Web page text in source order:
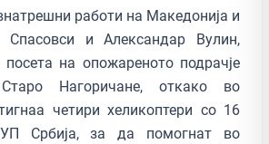
работи на Македонија и
Спасовси и Александар Вулин,
на опожареното подрачје
Нагоричане, откако во
четири хеликоптери со 16
Србија, за да помогнат во